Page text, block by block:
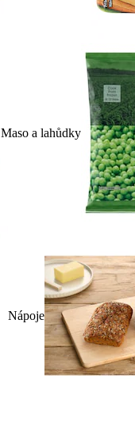
Maso a lahůdky
Nápoje